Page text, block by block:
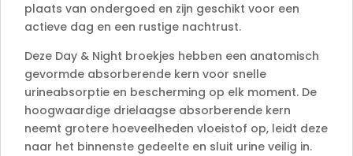
plaats van ondergoed en zijn geschikt voor een
actieve dag en een rustige nachtrust.
Deze Day & Night broekjes hebben een anatomisch
gevormde absorberende kern voor snelle
urineabsorptie en bescherming op elk moment. De
hoogwaardige drielaagse absorberende kern
neemt grotere hoeveelheden vloeistof op, leidt deze
naar het binnenste gedeelte en sluit urine veilig in.